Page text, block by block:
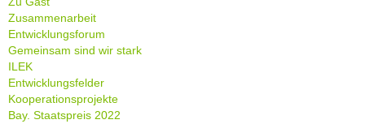
Zusammenarbeit
Entwicklungsforum
Gemeinsam sind wir stark
ILEK
Entwicklungsfelder
Kooperationsprojekte
Bay. Staatspreis 2022